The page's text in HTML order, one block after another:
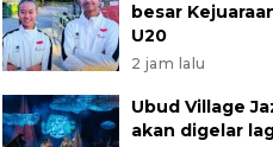
besar
U20
2 jam lalu
Ubud Village
akan digelar